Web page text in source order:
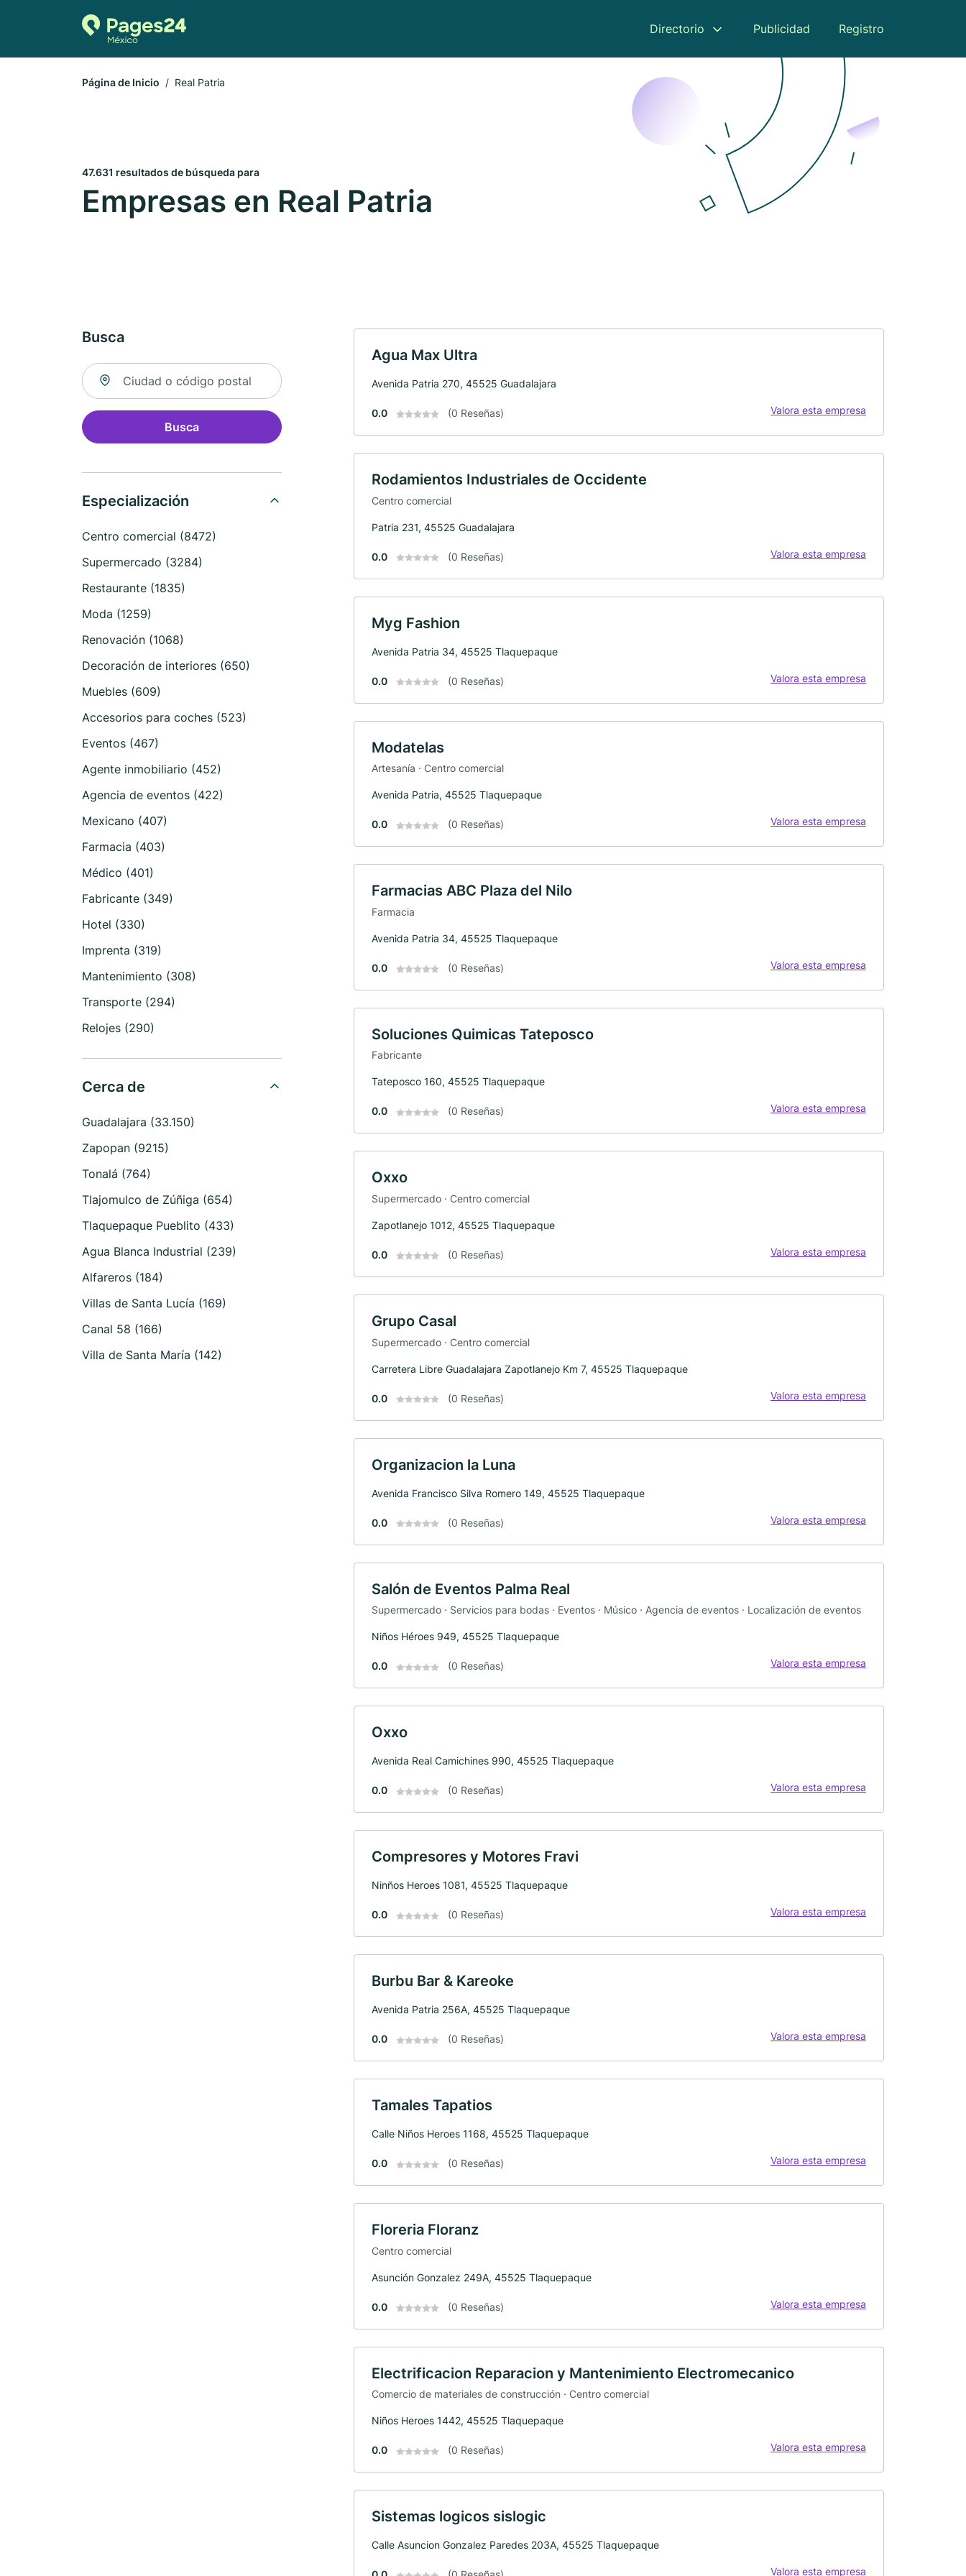
Directorio Publicidad Registro
Página de Inicio Real Patria
47.631 resultados de búsqueda para
Empresas en Real Patria
Busca
Buscar ubicación
Busca
Especialización
Centro comercial (8472)
Supermercado (3284)
Restaurante (1835)
Moda (1259)
Renovación (1068)
Decoración de interiores (650)
Muebles (609)
Accesorios para coches (523)
Eventos (467)
Agente inmobiliario (452)
Agencia de eventos (422)
Mexicano (407)
Farmacia (403)
Médico (401)
Fabricante (349)
Hotel (330)
Imprenta (319)
Mantenimiento (308)
Transporte (294)
Relojes (290)
Cerca de
Guadalajara (33.150)
Zapopan (9215)
Tonalá (764)
Tlajomulco de Zúñiga (654)
Tlaquepaque Pueblito (433)
Agua Blanca Industrial (239)
Alfareros (184)
Villas de Santa Lucía (169)
Canal 58 (166)
Villa de Santa María (142)
Agua Max Ultra
Avenida Patria 270, 45525 Guadalajara
0.0 (0 Reseñas) Valora esta empresa
Rodamientos Industriales de Occidente
Centro comercial
Patria 231, 45525 Guadalajara
0.0 (0 Reseñas) Valora esta empresa
Myg Fashion
Avenida Patria 34, 45525 Tlaquepaque
0.0 (0 Reseñas) Valora esta empresa
Modatelas
Artesanía · Centro comercial
Avenida Patria, 45525 Tlaquepaque
0.0 (0 Reseñas) Valora esta empresa
Farmacias ABC Plaza del Nilo
Farmacia
Avenida Patria 34, 45525 Tlaquepaque
0.0 (0 Reseñas) Valora esta empresa
Soluciones Quimicas Tateposco
Fabricante
Tateposco 160, 45525 Tlaquepaque
0.0 (0 Reseñas) Valora esta empresa
Oxxo
Supermercado · Centro comercial
Zapotlanejo 1012, 45525 Tlaquepaque
0.0 (0 Reseñas) Valora esta empresa
Grupo Casal
Supermercado · Centro comercial
Carretera Libre Guadalajara Zapotlanejo Km 7, 45525 Tlaquepaque
0.0 (0 Reseñas) Valora esta empresa
Organizacion la Luna
Avenida Francisco Silva Romero 149, 45525 Tlaquepaque
0.0 (0 Reseñas) Valora esta empresa
Salón de Eventos Palma Real
Supermercado · Servicios para bodas · Eventos · Músico · Agencia de eventos · Localización de eventos
Niños Héroes 949, 45525 Tlaquepaque
0.0 (0 Reseñas) Valora esta empresa
Oxxo
Avenida Real Camichines 990, 45525 Tlaquepaque
0.0 (0 Reseñas) Valora esta empresa
Compresores y Motores Fravi
Ninños Heroes 1081, 45525 Tlaquepaque
0.0 (0 Reseñas) Valora esta empresa
Burbu Bar & Kareoke
Avenida Patria 256A, 45525 Tlaquepaque
0.0 (0 Reseñas) Valora esta empresa
Tamales Tapatios
Calle Niños Heroes 1168, 45525 Tlaquepaque
0.0 (0 Reseñas) Valora esta empresa
Floreria Floranz
Centro comercial
Asunción Gonzalez 249A, 45525 Tlaquepaque
0.0 (0 Reseñas) Valora esta empresa
Electrificacion Reparacion y Mantenimiento Electromecanico
Comercio de materiales de construcción · Centro comercial
Niños Heroes 1442, 45525 Tlaquepaque
0.0 (0 Reseñas) Valora esta empresa
Sistemas logicos sislogic
Calle Asuncion Gonzalez Paredes 203A, 45525 Tlaquepaque
Valora esta empresa